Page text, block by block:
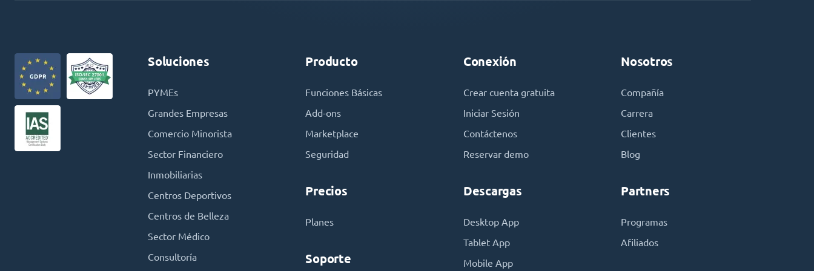
Soluciones
PYMEs
Grandes Empresas
Comercio Minorista
Sector Financiero
Inmobiliarias
Centros Deportivos
Centros de Belleza
Sector Médico
Consultoría
Producto
Funciones Básicas
Add-ons
Marketplace
Seguridad
Precios
Planes
Soporte
Conexión
Crear cuenta gratuita
Iniciar Sesión
Contáctenos
Reservar demo
Descargas
Desktop App
Tablet App
Mobile App
Nosotros
Compañía
Carrera
Clientes
Blog
Partners
Programas
Afiliados